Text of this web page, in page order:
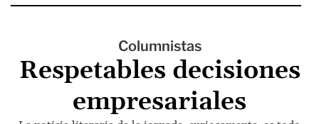
Columnistas
Respetables decisiones
empresariales